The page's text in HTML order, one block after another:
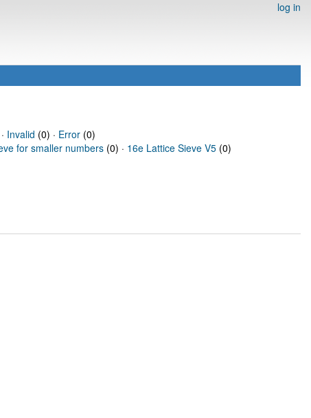
log in
Invalid (0) · Error(0)
for smaller numbers (0) · 16e Lattice Sieve V5 (0)